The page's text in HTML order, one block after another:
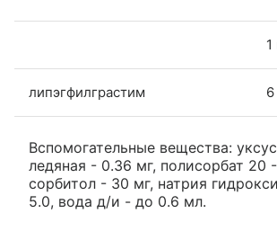
липэгфилграстим
Вспомогательные вещества:
ледяная - 0.36 мг, полисорбат 20
сорбитол - 30 мг, натрия
5.0, вода д/и - до 0.6 мл.